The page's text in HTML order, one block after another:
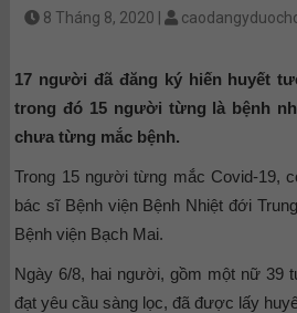
8 Tháng 8, 2020 |
17 người đã đăng ký hiến huyết
trong đó 15 người từng là bệnh
chưa từng mắc bệnh.
Trong 15 người từng mắc Covid-19,
bác sĩ Bệnh viện Bệnh Nhiệt đới
Bệnh viện Bạch Mai.
Ngày 6/8, hai người, gồm một nữ 39
đạt yêu cầu sàng lọc, đã được lấy